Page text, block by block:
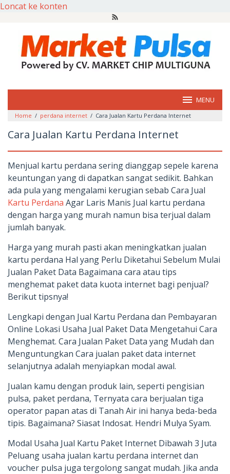
Loncat ke konten
MENU
Home / perdana internet / Cara Jualan Kartu Perdana Internet
Cara Jualan Kartu Perdana Internet
Menjual kartu perdana sering dianggap sepele karena
keuntungan yang di dapatkan sangat sedikit. Bahkan
ada pula yang mengalami kerugian sebab Cara Jual
Kartu Perdana Agar Laris Manis Jual kartu perdana
dengan harga yang murah namun bisa terjual dalam
jumlah banyak.
Harga yang murah pasti akan meningkatkan jualan
kartu perdana Hal yang Perlu Diketahui Sebelum Mulai
Jualan Paket Data Bagaimana cara atau tips
menghemat paket data kuota internet bagi penjual?
Berikut tipsnya!
Lengkapi dengan Jual Kartu Perdana dan Pembayaran
Online Lokasi Usaha Jual Paket Data ‎Mengetahui Cara
Menghemat. Cara Jualan Paket Data yang Mudah dan
Menguntungkan Cara jualan paket data internet
selanjutnya adalah menyiapkan modal awal.
Jualan kamu dengan produk lain, seperti pengisian
pulsa, paket perdana, Ternyata cara berjualan tiga
operator papan atas di Tanah Air ini hanya beda-beda
tipis. Bagaimana? Siasat Indosat. Hendri Mulya Syam.
Modal Usaha Jual Kartu Paket Internet Dibawah 3 Juta
Peluang usaha jualan kartu perdana internet dan
voucher pulsa juga tergolong sangat mudah. Jika anda